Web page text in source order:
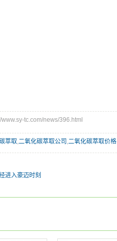
tc.com/news/396.html
萃取,二氧化碳萃取公司 ,二氧化碳萃取价格
进入豪迈时刻